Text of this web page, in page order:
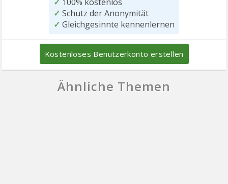
✓ Schutz der Anonymität
✓ Gleichgesinnte kennenlernen
Kostenloses Benutzerkonto erstellen
Ähnliche Themen